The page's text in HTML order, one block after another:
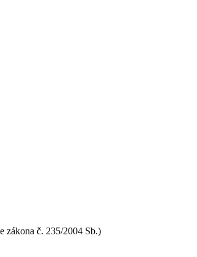
zákona č. 235/2004 Sb.)